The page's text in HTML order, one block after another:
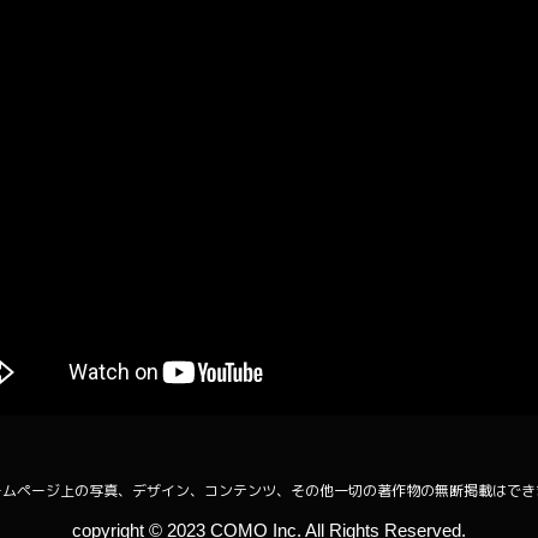
ページ上の写真、デザイン、コンテンツ、その他一切の著作物の無断掲載はで
copyright ©︎ 2023 COMO Inc. All Rights Reserved.